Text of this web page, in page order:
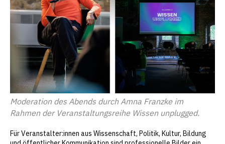
Moderation des Abends durch Amna Franzke im
Rahmen der Veranstaltungsreihe Wissen unplugged.
Für Veranstalter:innen aus Wissenschaft, Politik, Kultur, Bildung